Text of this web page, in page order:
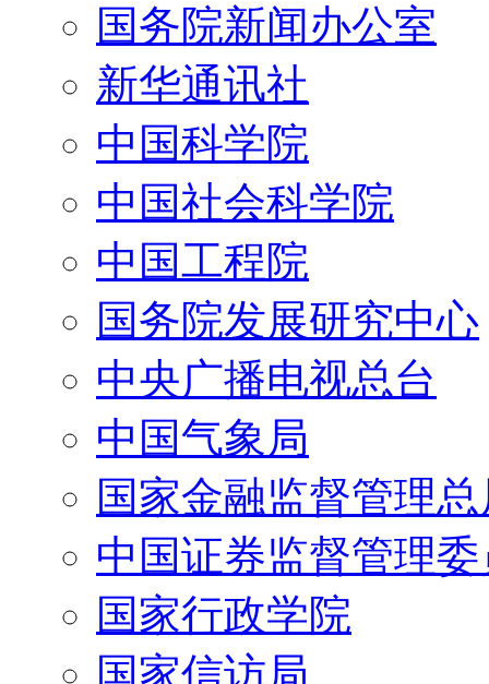
国务院新闻办公室
新华通讯社
中国科学院
中国社会科学院
中国工程院
国务院发展研究中心
中央广播电视总台
中国气象局
国家金融监督管理
中国证券监督管理
国家行政学院
国家信访局